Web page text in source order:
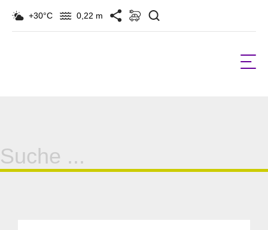
+30°C 0,22 m
Suche
für: